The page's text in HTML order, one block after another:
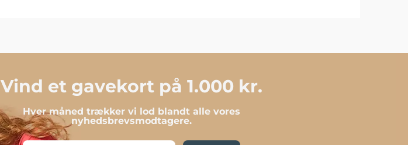
Vind et gavekort på 1.000 kr.
Hver måned trækker vi lod blandt alle vores
nyhedsbrevsmodtagere.